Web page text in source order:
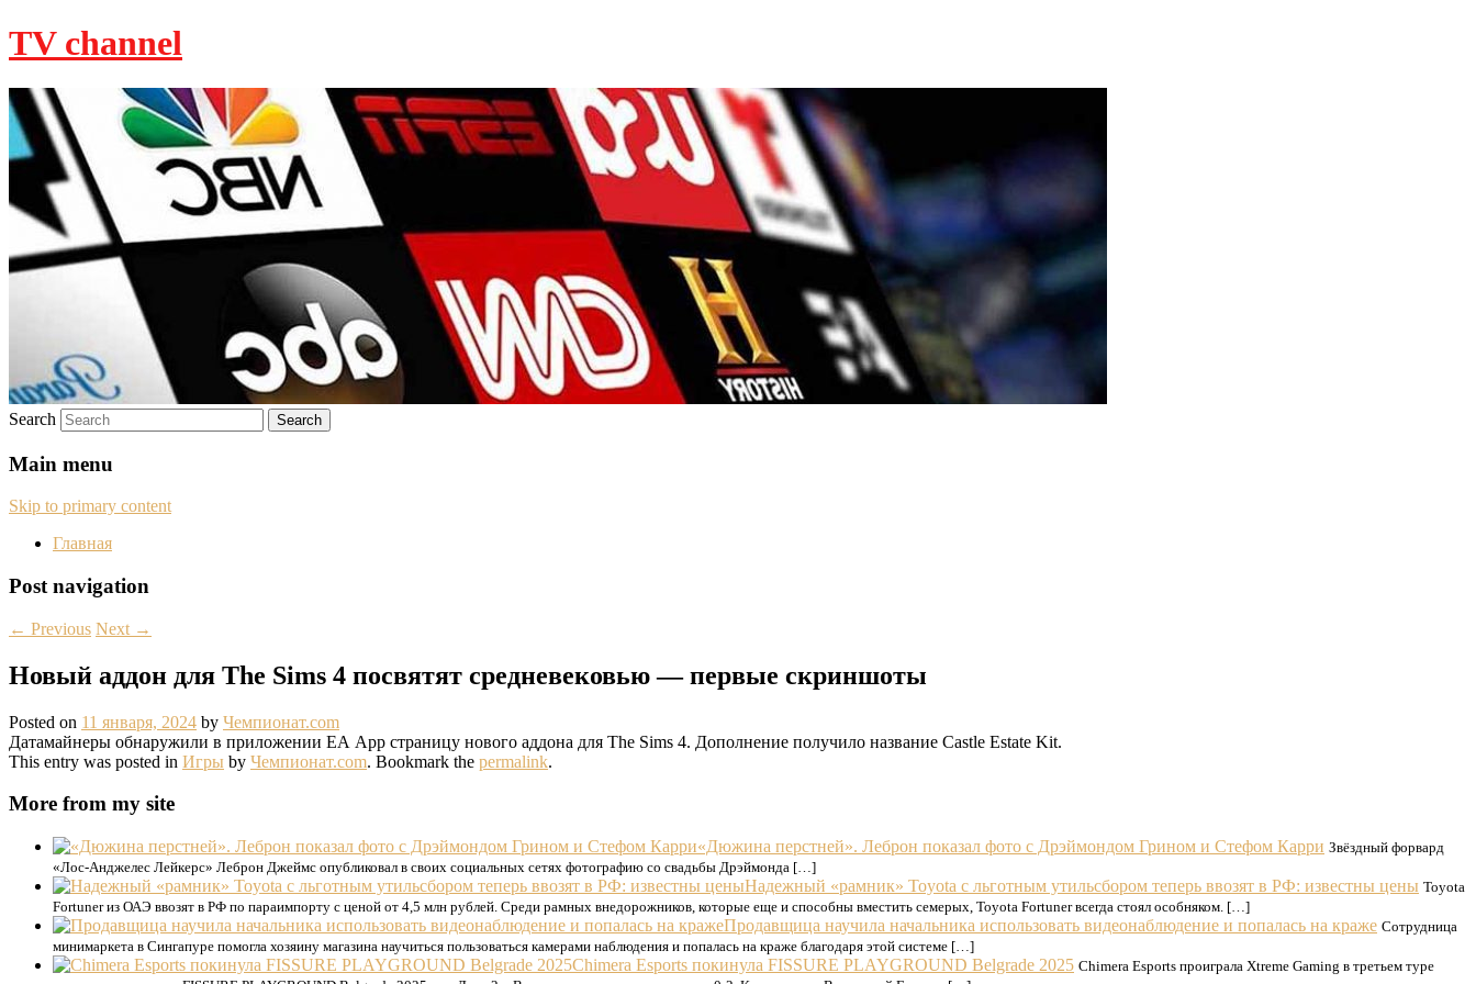
TV channel
Search
Main menu
Skip to primary content
Главная
Post navigation
← Previous Next →
Новый аддон для The Sims 4 посвятят средневековью — первые скриншоты
Posted on 11 января, 2024 by Чемпионат.com
Датамайнеры обнаружили в приложении EA App страницу нового аддона для The Sims 4. Дополнение получило название Castle Estate Kit.
This entry was posted in Игры by Чемпионат.com. Bookmark the permalink.
More from my site
«Дюжина перстней». Леброн показал фото с Дрэймондом Грином и Стефом Карри Звёздный форвард
«Лос-Анджелес Лейкерс» Леброн Джеймс опубликовал в своих социальных сетях фотографию со свадьбы Дрэймонда […]
Надежный «рамник» Toyota с льготным утильсбором теперь ввозят в РФ: известны цены Toyota
Fortuner из ОАЭ ввозят в РФ по параимпорту с ценой от 4,5 млн рублей. Среди рамных внедорожников, которые еще и способны вместить семерых, Toyota Fortuner всегда стоял особняком. […]
Продавщица научила начальника использовать видеонаблюдение и попалась на краже Сотрудница
минимаркета в Сингапуре помогла хозяину магазина научиться пользоваться камерами наблюдения и попалась на краже благодаря этой системе […]
Chimera Esports покинула FISSURE PLAYGROUND Belgrade 2025 Chimera Esports проиграла Xtreme Gaming в третьем туре